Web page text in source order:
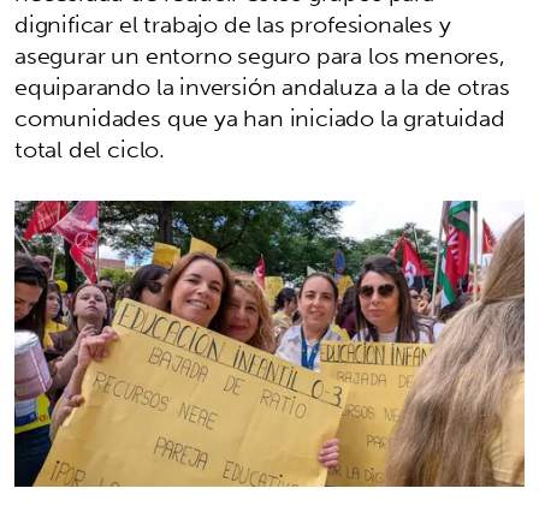
dignificar el trabajo de las profesionales y
asegurar un entorno seguro para los menores,
equiparando la inversión andaluza a la de otras
comunidades que ya han iniciado la gratuidad
total del ciclo.